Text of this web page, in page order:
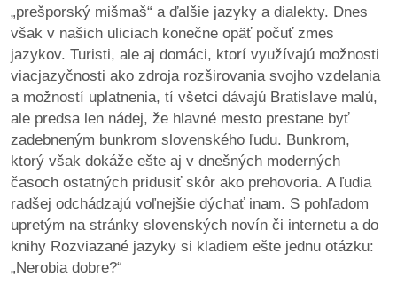
„prešporský mišmaš“ a ďalšie jazyky a dialekty. Dnes
však v našich uliciach konečne opäť počuť zmes
jazykov. Turisti, ale aj domáci, ktorí využívajú možnosti
viacjazyčnosti ako zdroja rozširovania svojho vzdelania
a možností uplatnenia, tí všetci dávajú Bratislave malú,
ale predsa len nádej, že hlavné mesto prestane byť
zadebneným bunkrom slovenského ľudu. Bunkrom,
ktorý však dokáže ešte aj v dnešných moderných
časoch ostatných pridusiť skôr ako prehovoria. A ľudia
radšej odchádzajú voľnejšie dýchať inam. S pohľadom
upretým na stránky slovenských novín či internetu a do
knihy Rozviazané jazyky si kladiem ešte jednu otázku:
„Nerobia dobre?“